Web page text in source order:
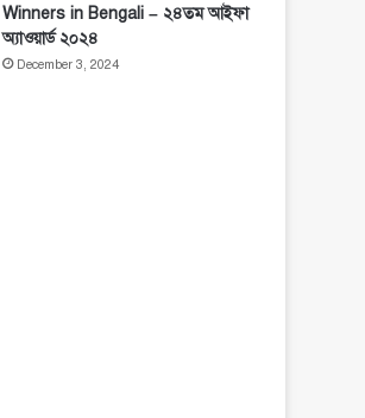
Winners in Bengali – ২৪তম আইফা
অ্যাওয়ার্ড ২০২৪
December 3, 2024